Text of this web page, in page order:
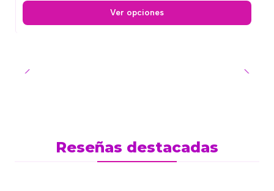
Ver opciones
Reseñas destacadas